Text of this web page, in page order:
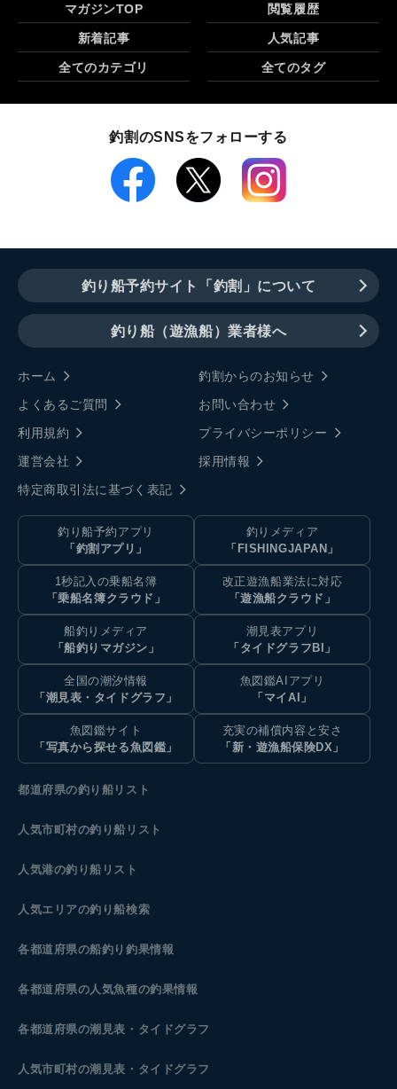
マガジンTOP 閲覧履歴
新着記事 人気記事
全てのカテゴリ 全てのタグ
釣割のSNSをフォローする
釣り船予約サイト「釣割」について
釣り船（遊漁船）業者様へ
ホーム
釣割からのお知らせ
よくあるご質問
お問い合わせ
利用規約
プライバシーポリシー
運営会社
採用情報
特定商取引法に基づく表記
釣り船予約アプリ
「釣割アプリ」
釣りメディア
「FISHINGJAPAN」
1秒記入の乗船名簿
「乗船名簿クラウド」
改正遊漁船業法に対応
「遊漁船クラウド」
船釣りメディア
「船釣りマガジン」
潮見表アプリ
「タイドグラフBI」
全国の潮汐情報
「潮見表・タイドグラフ」
魚図鑑AIアプリ
「マイAI」
魚図鑑サイト
「写真から探せる魚図鑑」
充実の補償内容と安さ
「新・遊漁船保険DX」
都道府県の釣り船リスト
人気市町村の釣り船リスト
人気港の釣り船リスト
人気エリアの釣り船検索
各都道府県の船釣り釣果情報
各都道府県の人気魚種の釣果情報
各都道府県の潮見表 ・タイドグラフ
人気市町村の潮見表・タイドグラフ